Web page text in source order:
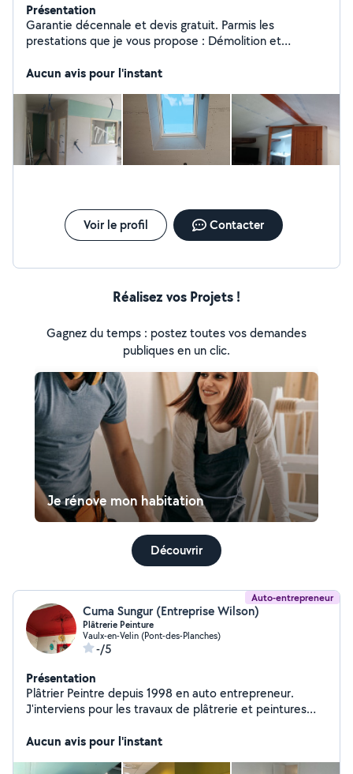
Présentation
Garantie décennale et devis gratuit. Parmis les
prestations que je vous propose : Démolition et
Isolation thermique et phonique Cloison sèche et
murs Peinture intérieure et extérieure.
Aucun avis pour l'instant
Voir le profil Contacter
Réalisez vos Projets !
Gagnez du temps : postez toutes vos demandes
publiques en un clic.
Je rénove mon habitation
Découvrir
Auto-entrepreneur
Cuma Sungur (Entreprise Wilson)
Plâtrerie Peinture
Vaulx-en-Velin (Pont-des-Planches)
-/5
Présentation
Plâtrier Peintre depuis 1998 en auto entrepreneur.
J'interviens pour les travaux de plâtrerie et peintures
Aucun avis pour l'instant